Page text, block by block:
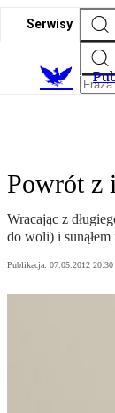
Serwisy
Powrót z
Wracając z
do woli) i
Publikacja: 07.05.2012 20:30